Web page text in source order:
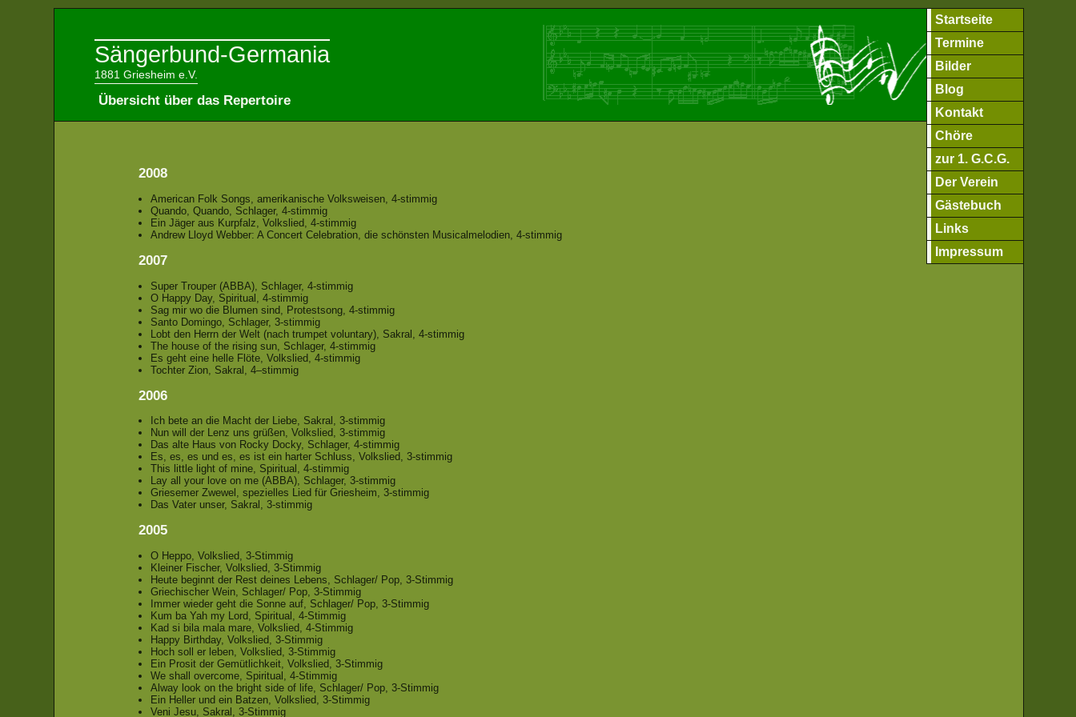
Startseite
Termine
Bilder
Blog
Kontakt
Chöre
zur 1. G.C.G.
Der Verein
Gästebuch
Links
Impressum
Sängerbund-Germania
1881 Griesheim e.V.
Übersicht über das Repertoire
2008
American Folk Songs, amerikanische Volksweisen, 4-stimmig
Quando, Quando, Schlager, 4-stimmig
Ein Jäger aus Kurpfalz, Volkslied, 4-stimmig
Andrew Lloyd Webber: A Concert Celebration, die schönsten Musicalmelodien, 4-stimmig
2007
Super Trouper (ABBA), Schlager, 4-stimmig
O Happy Day, Spiritual, 4-stimmig
Sag mir wo die Blumen sind, Protestsong, 4-stimmig
Santo Domingo, Schlager, 3-stimmig
Lobt den Herrn der Welt (nach trumpet voluntary), Sakral, 4-stimmig
The house of the rising sun, Schlager, 4-stimmig
Es geht eine helle Flöte, Volkslied, 4-stimmig
Tochter Zion, Sakral, 4–stimmig
2006
Ich bete an die Macht der Liebe, Sakral, 3-stimmig
Nun will der Lenz uns grüßen, Volkslied, 3-stimmig
Das alte Haus von Rocky Docky, Schlager, 4-stimmig
Es, es, es und es, es ist ein harter Schluss, Volkslied, 3-stimmig
This little light of mine, Spiritual, 4-stimmig
Lay all your love on me (ABBA), Schlager, 3-stimmig
Griesemer Zwewel, spezielles Lied für Griesheim, 3-stimmig
Das Vater unser, Sakral, 3-stimmig
2005
O Heppo, Volkslied, 3-Stimmig
Kleiner Fischer, Volkslied, 3-Stimmig
Heute beginnt der Rest deines Lebens, Schlager/ Pop, 3-Stimmig
Griechischer Wein, Schlager/ Pop, 3-Stimmig
Immer wieder geht die Sonne auf, Schlager/ Pop, 3-Stimmig
Kum ba Yah my Lord, Spiritual, 4-Stimmig
Kad si bila mala mare, Volkslied, 4-Stimmig
Happy Birthday, Volkslied, 3-Stimmig
Hoch soll er leben, Volkslied, 3-Stimmig
Ein Prosit der Gemütlichkeit, Volkslied, 3-Stimmig
We shall overcome, Spiritual, 4-Stimmig
Alway look on the bright side of life, Schlager/ Pop, 3-Stimmig
Ein Heller und ein Batzen, Volkslied, 3-Stimmig
Veni Jesu, Sakral, 3-Stimmig